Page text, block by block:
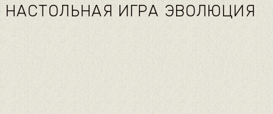
НАСТОЛЬНАЯ ИГРА ЭВОЛЮЦИЯ